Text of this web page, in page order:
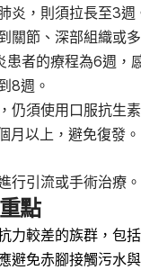
炎，則須拉長至3週
關節、深部組織或
患者的療程為6週，
8週。
仍須使用口服抗生
月以上，避免復發。
行引流或手術治療。
點
力較差的族群，包括
避免赤腳接觸污水與